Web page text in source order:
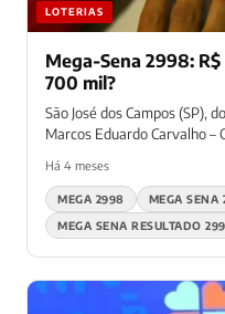
LOTERIAS
Mega-Sena 2998:
700 mil?
São José dos Campos (SP),
Marcos Eduardo Carvalho –
Há 4 meses
MEGA 2998
MEGA SENA
MEGA SENA RESULTADO